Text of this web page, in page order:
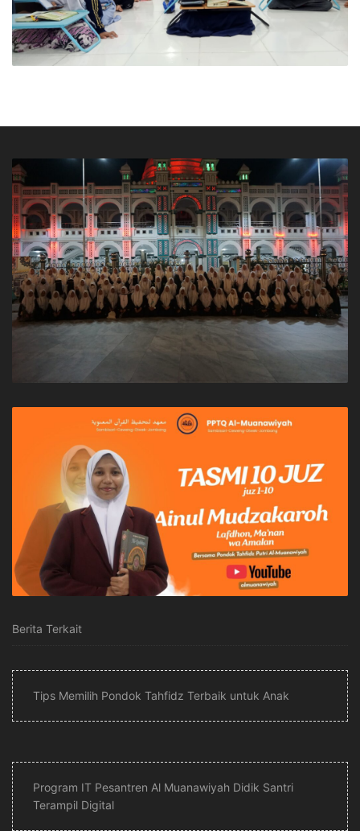
Berita Terkait
Tips Memilih Pondok Tahfidz Terbaik untuk Anak
Program IT Pesantren Al Muanawiyah Didik Santri
Terampil Digital